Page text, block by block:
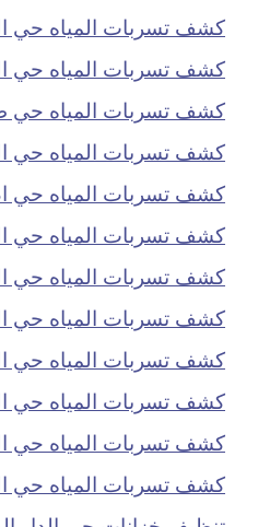
كشف تسربات المياه حي
كشف تسربات المياه حي
كشف تسربات المياه حي
كشف تسربات المياه حي
كشف تسربات المياه حي
كشف تسربات المياه حي
كشف تسربات المياه حي
كشف تسربات المياه حي
كشف تسربات المياه حي
كشف تسربات المياه حي
كشف تسربات المياه حي
كشف تسربات المياه حي